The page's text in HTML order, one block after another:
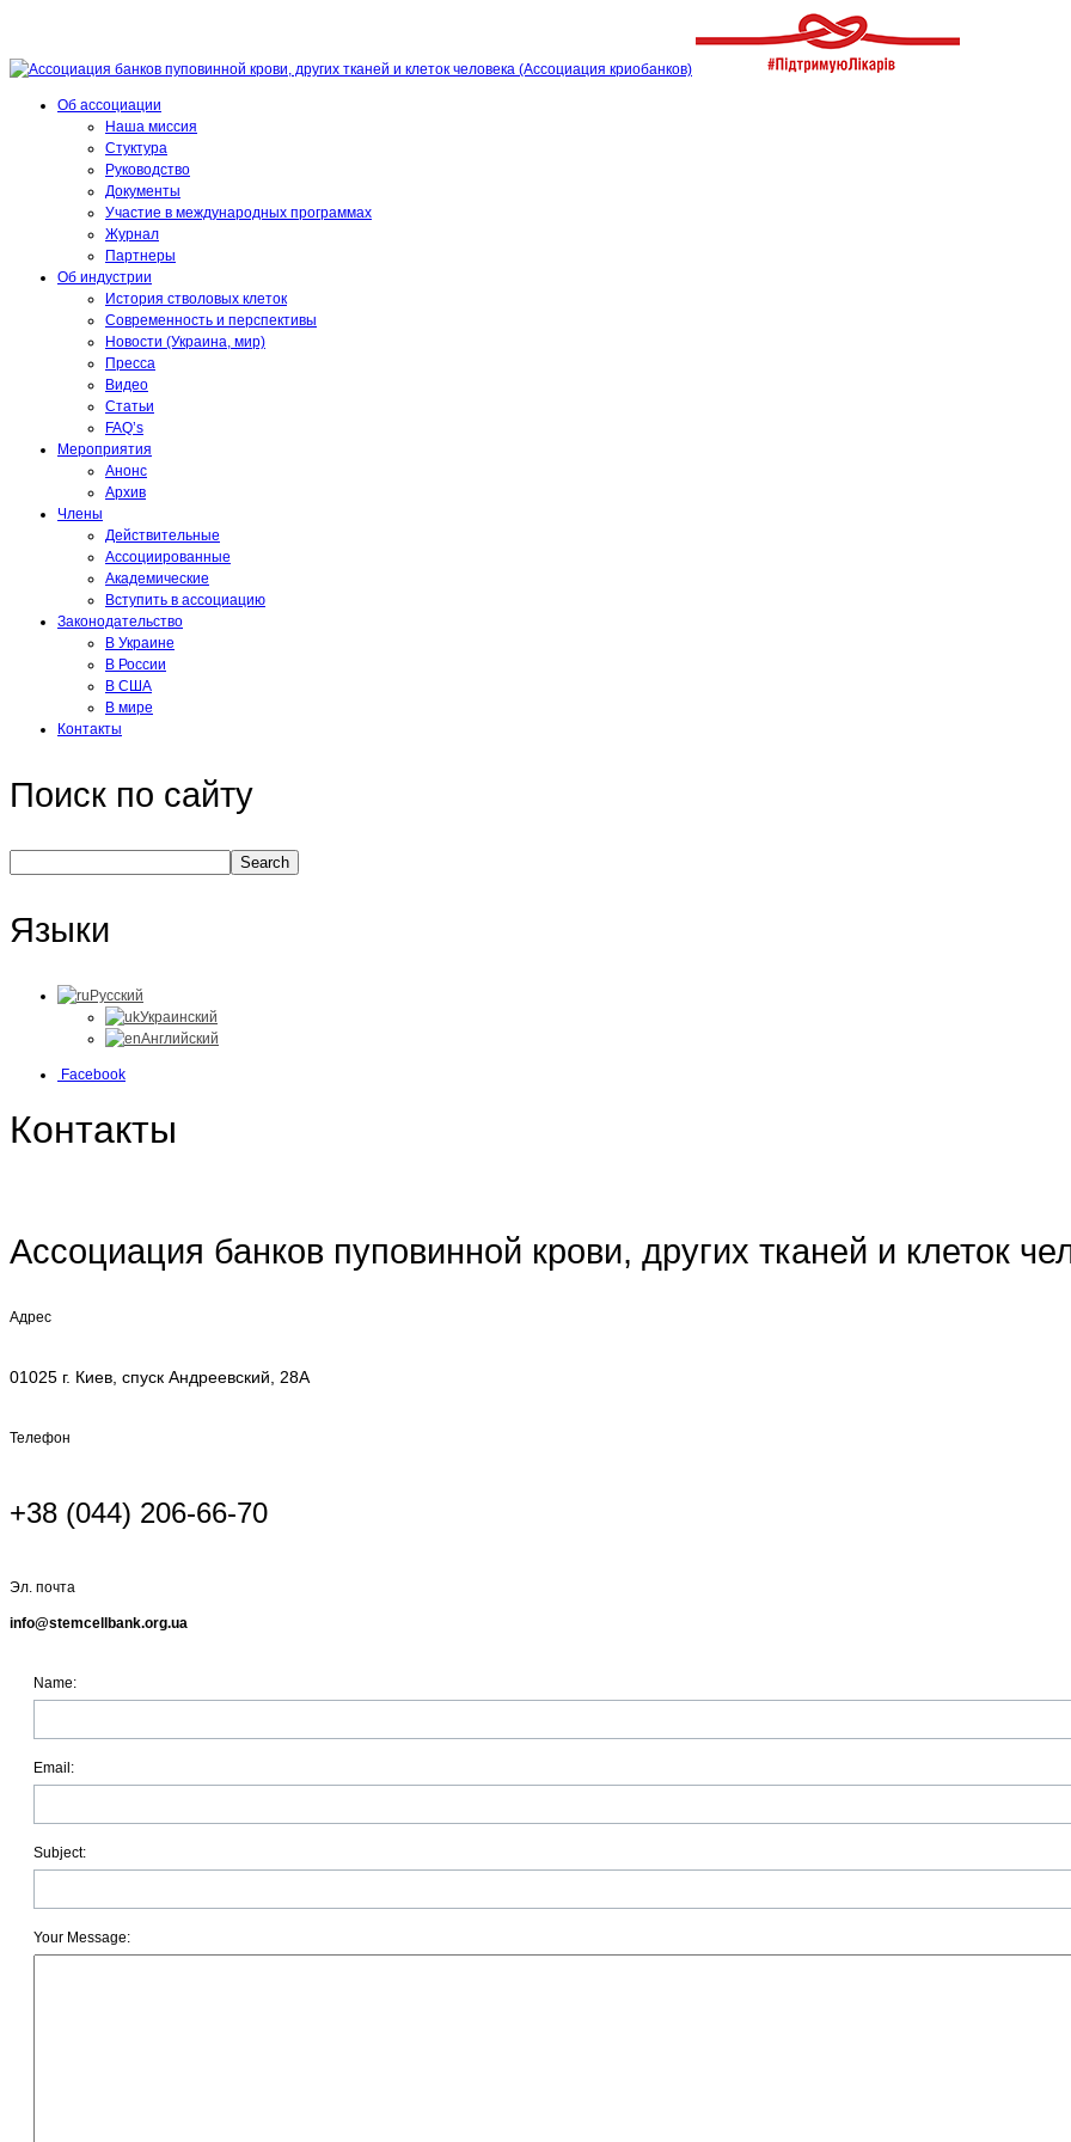
Об ассоциации
Наша миссия
Стуктура
Руководство
Документы
Участие в международных программах
Журнал
Партнеры
Об индустрии
История стволовых клеток
Современность и перспективы
Новости (Украина, мир)
Пресса
Видео
Статьи
FAQ’s
Мероприятия
Анонс
Архив
Члены
Действительные
Ассоциированные
Академические
Вступить в ассоциацию
Законодательство
В Украине
В России
В США
В мире
Контакты
Поиск по сайту
Языки
Русский
Украинский
Английский
Facebook
Контакты
Ассоциация банков пуповинной крови, других тканей и клеток
Адрес
01025 г. Киев, спуск Андреевский, 28А
Телефон
+38 (044) 206-66-70
Эл. почта
info@stemcellbank.org.ua
Name:
Email:
Subject:
Your Message: